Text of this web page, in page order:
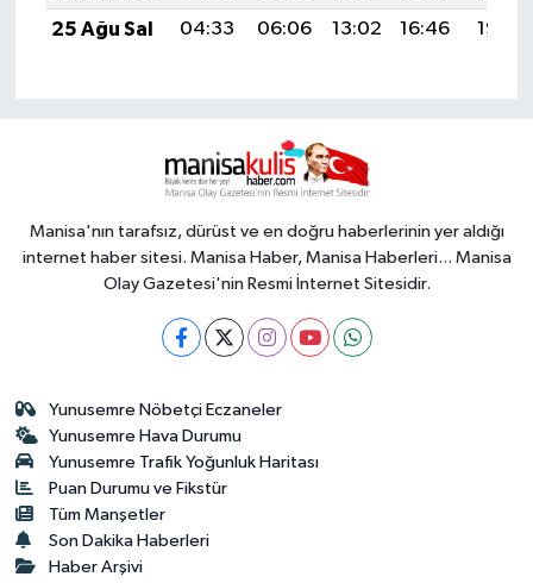
25 Ağu Sal
04:33 06:06 13:02 16:46 19:47
Manisa'nın tarafsız, dürüst ve en doğru haberlerinin yer aldığı
internet haber sitesi. Manisa Haber, Manisa Haberleri... Manisa
Olay Gazetesi'nin Resmi İnternet Sitesidir.
Yunusemre Nöbetçi Eczaneler
Yunusemre Hava Durumu
Yunusemre Trafik Yoğunluk Haritası
Puan Durumu ve Fikstür
Tüm Manşetler
Son Dakika Haberleri
Haber Arşivi